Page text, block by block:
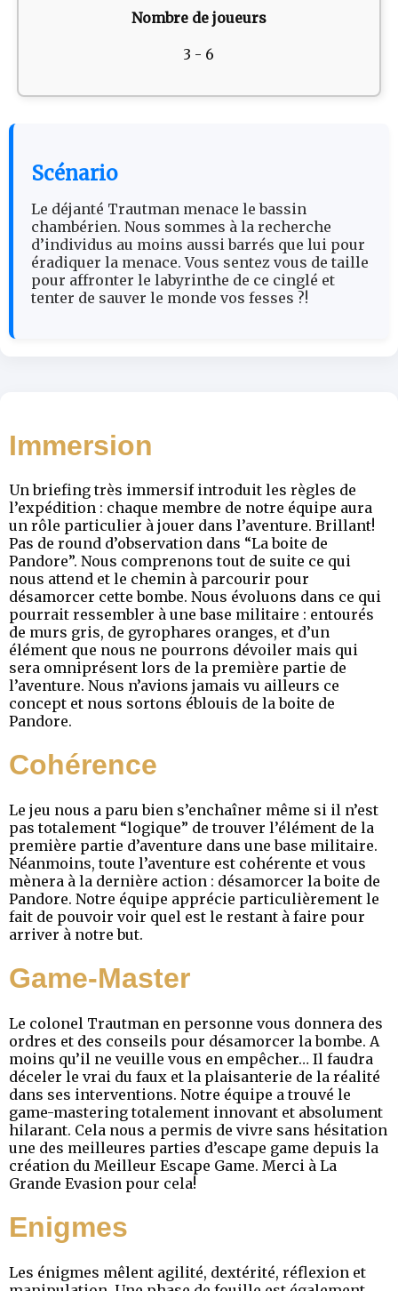
Nombre de joueurs
3 - 6
Scénario
Le déjanté Trautman menace le bassin
chambérien. Nous sommes à la recherche
d’individus au moins aussi barrés que lui pour
éradiquer la menace. Vous sentez vous de taille
pour affronter le labyrinthe de ce cinglé et
tenter de sauver le monde vos fesses ?!
Immersion
Un briefing très immersif introduit les règles de
l’expédition : chaque membre de notre équipe aura
un rôle particulier à jouer dans l’aventure. Brillant!
Pas de round d’observation dans “La boite de
Pandore”. Nous comprenons tout de suite ce qui
nous attend et le chemin à parcourir pour
désamorcer cette bombe. Nous évoluons dans ce qui
pourrait ressembler à une base militaire : entourés
de murs gris, de gyrophares oranges, et d’un
élément que nous ne pourrons dévoiler mais qui
sera omniprésent lors de la première partie de
l’aventure. Nous n’avions jamais vu ailleurs ce
concept et nous sortons éblouis de la boite de
Pandore.
Cohérence
Le jeu nous a paru bien s’enchaîner même si il n’est
pas totalement “logique” de trouver l’élément de la
première partie d’aventure dans une base militaire.
Néanmoins, toute l’aventure est cohérente et vous
mènera à la dernière action : désamorcer la boite de
Pandore. Notre équipe apprécie particulièrement le
fait de pouvoir voir quel est le restant à faire pour
arriver à notre but.
Game-Master
Le colonel Trautman en personne vous donnera des
ordres et des conseils pour désamorcer la bombe. A
moins qu’il ne veuille vous en empêcher… Il faudra
déceler le vrai du faux et la plaisanterie de la réalité
dans ses interventions. Notre équipe a trouvé le
game-mastering totalement innovant et absolument
hilarant. Cela nous a permis de vivre sans hésitation
une des meilleures parties d’escape game depuis la
création du Meilleur Escape Game. Merci à La
Grande Evasion pour cela!
Enigmes
Les énigmes mêlent agilité, dextérité, réflexion et